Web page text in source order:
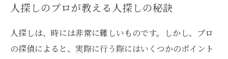
人探しのプロが教える人探しの秘訣
人探しは、時には非常に難しいものです。しかし、プロ
の探偵によると、実際に行う際にはいくつかのポイント